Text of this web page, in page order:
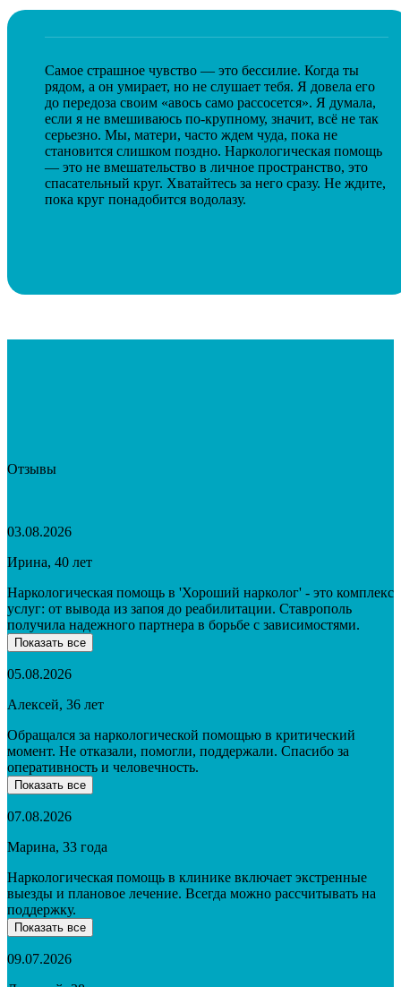
Самое страшное чувство — это бессилие. Когда ты
рядом, а он умирает, но не слушает тебя. Я довела его
до передоза своим «авось само рассосется». Я думала,
если я не вмешиваюсь по-крупному, значит, всё не так
серьезно. Мы, матери, часто ждем чуда, пока не
становится слишком поздно. Наркологическая помощь
— это не вмешательство в личное пространство, это
спасательный круг. Хватайтесь за него сразу. Не ждите,
пока круг понадобится водолазу.
Отзывы
03.08.2026
Ирина, 40 лет
Наркологическая помощь в 'Хороший нарколог' - это комплекс
услуг: от вывода из запоя до реабилитации. Ставрополь
получила надежного партнера в борьбе с зависимостями.
Показать все
05.08.2026
Алексей, 36 лет
Обращался за наркологической помощью в критический
момент. Не отказали, помогли, поддержали. Спасибо за
оперативность и человечность.
Показать все
07.08.2026
Марина, 33 года
Наркологическая помощь в клинике включает экстренные
выезды и плановое лечение. Всегда можно рассчитывать на
поддержку.
Показать все
09.07.2026